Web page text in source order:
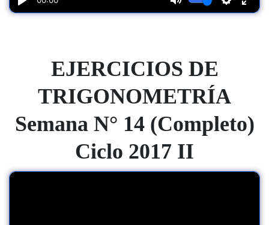
EJERCICIOS DE
TRIGONOMETRÍA
Semana N° 14 (Completo)
Ciclo 2017 II